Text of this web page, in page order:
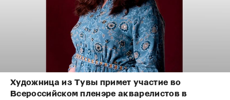
Художница из Тувы примет участие во
Всероссийском пленэре акварелистов в